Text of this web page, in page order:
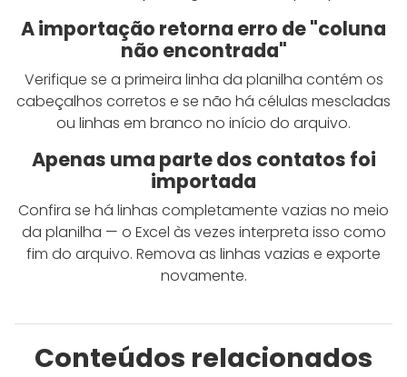
A importação retorna erro de "coluna
não encontrada"
Verifique se a primeira linha da planilha contém os
cabeçalhos corretos e se não há células mescladas
ou linhas em branco no início do arquivo.
Apenas uma parte dos contatos foi
importada
Confira se há linhas completamente vazias no meio
da planilha — o Excel às vezes interpreta isso como
fim do arquivo. Remova as linhas vazias e exporte
novamente.
Conteúdos relacionados